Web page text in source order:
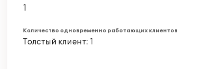
1
Количество одновременно работающих клиентов
Толстый клиент: 1